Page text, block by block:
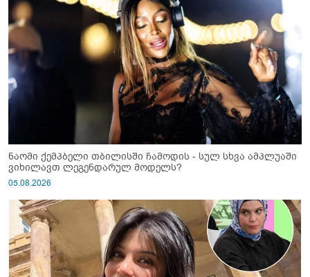
ნაომი ქემპბელი თბილისში ჩამოდის - სულ სხვა ამპლუაში
ვიხილავთ ლეგენდარულ მოდელს?
05.08.2026